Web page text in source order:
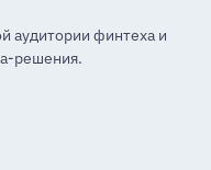
аудитории финтеха и
решения.